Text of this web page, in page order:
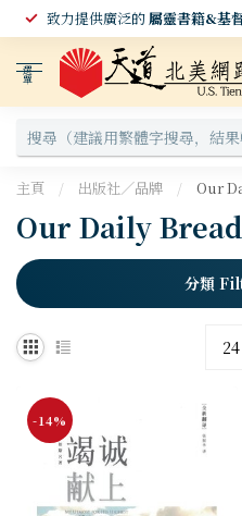
致力提供廣泛的屬靈書籍&基
選
單
主頁 / 出版社／品牌 / Our
Our Daily
分類
-14%